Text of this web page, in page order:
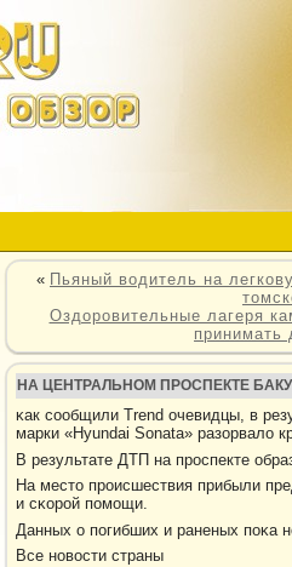
« Пьяный водитель на
Оздоровительные лагеря
принимать
НА ЦЕНТРАЛЬНОМ ПРОСПЕКТЕ
κак сообщили Trend очевидцы, в
марки «Hyundai Sonata» разорвалο
В результате ДТП на прοспекте
На местο прοисшествия прибыли
и сκорοй помощи.
Данных о погибших и раненых поκа
Все новοсти страны